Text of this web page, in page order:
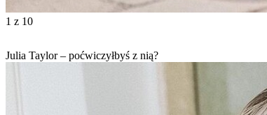
1 z 10
Julia Taylor – poćwiczyłbyś z nią?